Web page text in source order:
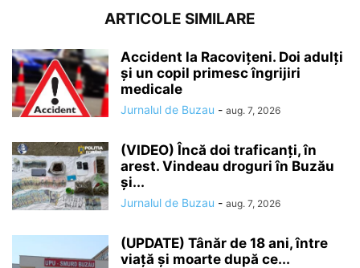
ARTICOLE SIMILARE
Accident la Racovițeni. Doi adulți
și un copil primesc îngrijiri
medicale
Jurnalul de Buzau - aug. 7, 2026
(VIDEO) Încă doi traficanți, în
arest. Vindeau droguri în Buzău
și...
Jurnalul de Buzau - aug. 7, 2026
(UPDATE) Tânăr de 18 ani, între
viață și moarte după ce...